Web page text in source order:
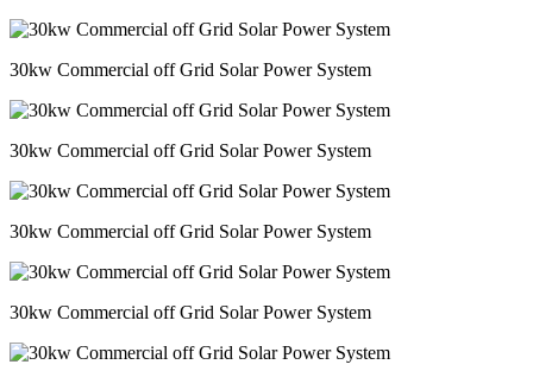
30kw Commercial off Grid Solar Power System
30kw Commercial off Grid Solar Power System
30kw Commercial off Grid Solar Power System
30kw Commercial off Grid Solar Power System